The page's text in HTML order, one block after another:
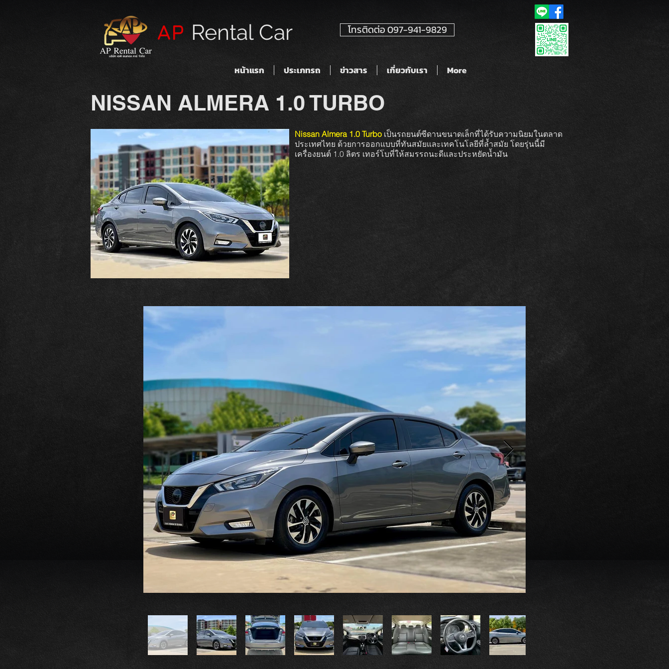
AP Rental Car โทรติดต่อ 097-941-9829
หน้าแรก ประเภทรถ ข่าวสาร เกี่ยวกับเรา More
NISSAN ALMERA 1.0 TURBO
Nissan Almera 1.0 Turbo เป็นรถยนต์ซีดานขนาดเล็กที่ได้รับความนิยมในตลาด
ประเทศไทย ด้วยการออกแบบที่ทันสมัยและเทคโนโลยีที่ล้ำสมัย โดยรุ่นนี้มี
เครื่องยนต์ 1.0 ลิตร เทอร์โบที่ให้สมรรถนะดีและประหยัดน้ำมัน